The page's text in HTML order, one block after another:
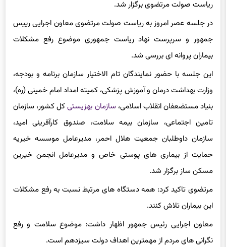
ریاست صولت مرتضوی برگزار شد.
در جلسه عصر امروز به ریاست صولت مرتضوی معاون اجرایی رییس
جمهور و سرپرست نهاد ریاست جمهوری موضوع رفع مشکلات
بیماران پروانه ای بررسی شد.
این جلسه با حضور نمایندگان تام الاختیار سازمان برنامه و بودجه،
وزارت بهداشت درمان و آموزش پزشکی، کمیته امداد امام خمینی (ره)،
بنیاد مستضعفان انقلاب اسلامی، سازمان بهزیستیکل کشور، سازمان
تامین اجتماعی، سازمان بیمه سلامت، صندوق کارآفرینی امید،
سازمان داوطلبان جمعیت هلال احمر، مدیرعامل موسسه خیریه
حمایت از بیماری های پوستی خاص و مدیرعامل انجمن خیرین
مسکن ساز برگزار شد.
مرتضوی تاکید کرد: همه دستگاه های مرتبط نسبت به رفع مشکلات
این بیماران تلاش کنند.
معاون اجرایی رئیس جمهور اظهار داشت: موضوع سلامت و رفع
نگرانی های مردم از مهمترین اهداف دولت سیزدهم است.